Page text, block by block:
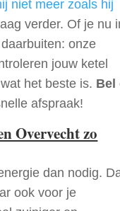
niet meer zoals hij
verder. Of je nu
onze
jouw ketel
het beste is. Bel
afspraak!
Overvecht zo
dan nodig.
ook voor je